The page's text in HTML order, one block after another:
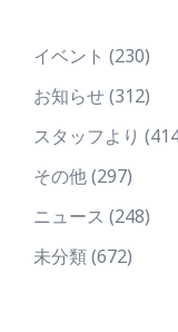
イベント (230)
お知らせ(312)
スタッフより
その他(297)
ニュース (248)
未分類(672)